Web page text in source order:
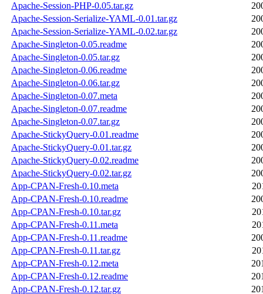
Apache-Session-PHP-0.05.tar.gz
Apache-Session-Serialize-YAML-0.01.tar.gz
Apache-Session-Serialize-YAML-0.02.tar.gz
Apache-Singleton-0.05.readme
Apache-Singleton-0.05.tar.gz
Apache-Singleton-0.06.readme
Apache-Singleton-0.06.tar.gz
Apache-Singleton-0.07.meta
Apache-Singleton-0.07.readme
Apache-Singleton-0.07.tar.gz
Apache-StickyQuery-0.01.readme
Apache-StickyQuery-0.01.tar.gz
Apache-StickyQuery-0.02.readme
Apache-StickyQuery-0.02.tar.gz
App-CPAN-Fresh-0.10.meta
App-CPAN-Fresh-0.10.readme
App-CPAN-Fresh-0.10.tar.gz
App-CPAN-Fresh-0.11.meta
App-CPAN-Fresh-0.11.readme
App-CPAN-Fresh-0.11.tar.gz
App-CPAN-Fresh-0.12.meta
App-CPAN-Fresh-0.12.readme
App-CPAN-Fresh-0.12.tar.gz